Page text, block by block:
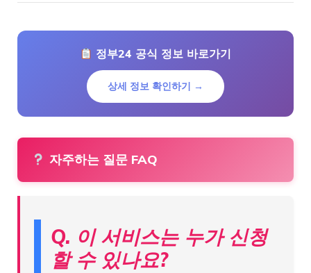
정부24 공식 정보 바로가기
상세 정보 확인하기 →
자주하는 질문 FAQ
Q. 이 서비스는 누가 신청
할 수 있나요?